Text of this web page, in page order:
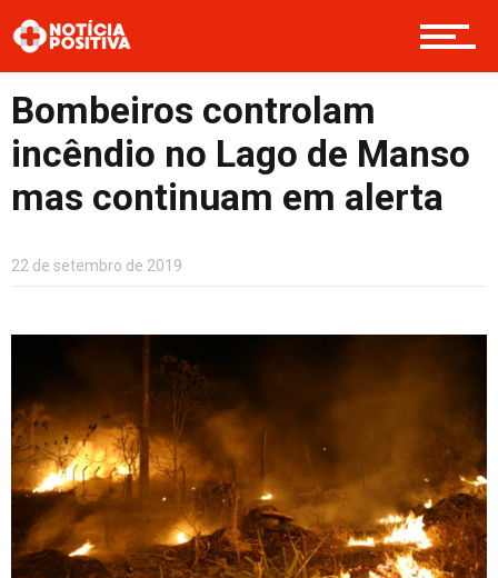
Saúde & Bem-estar
Boas Ações
Cultura
Entretenimento
Contato
Bombeiros controlam
incêndio no Lago de Manso
mas continuam em alerta
22 de setembro de 2019